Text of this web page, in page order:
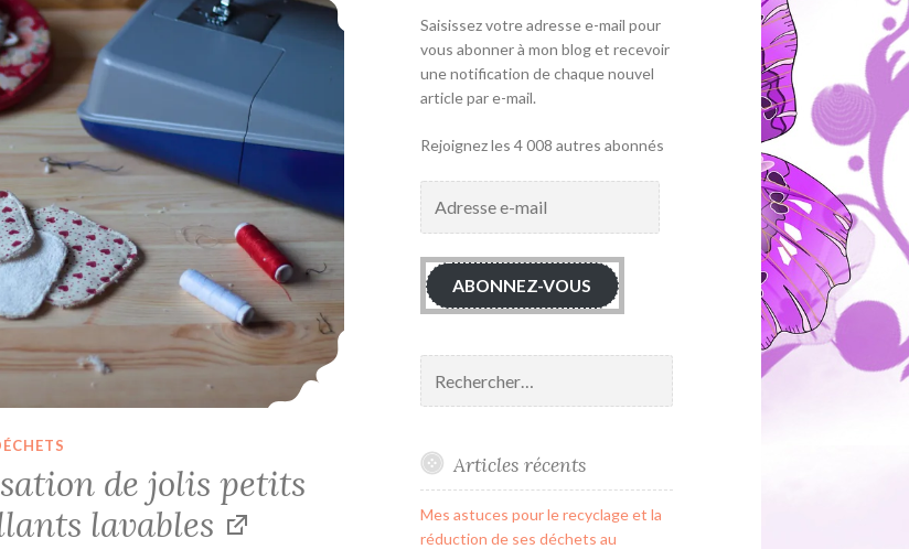
de jolis petits
lavables
Saisissez votre adresse e-mail pour
vous abonner à mon blog et recevoir
une notification de chaque nouvel
article par e-mail.
Rejoignez les 4 008 autres abonnés
mail
ABONNEZ-VOUS
Articles récents
Mes astuces pour le recyclage et la
réduction de ses déchets au